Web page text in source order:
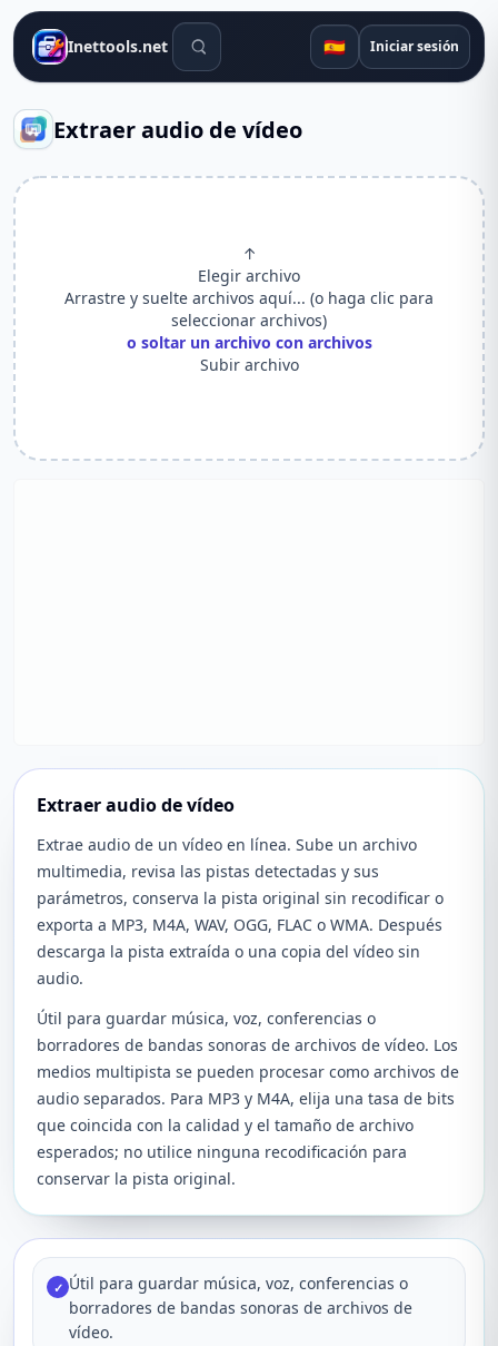
Inettools.net Herramientas de búsqueda
🇪🇸 Iniciar sesión
Extraer audio de vídeo
↑
Elegir archivo
Arrastre y suelte archivos aquí... (o haga clic para
seleccionar archivos)
o soltar un archivo con archivos
Subir archivo
Extraer audio de vídeo
Extrae audio de un vídeo en línea. Sube un archivo
multimedia, revisa las pistas detectadas y sus
parámetros, conserva la pista original sin recodificar o
exporta a MP3, M4A, WAV, OGG, FLAC o WMA. Después
descarga la pista extraída o una copia del vídeo sin
audio.
Útil para guardar música, voz, conferencias o
borradores de bandas sonoras de archivos de vídeo. Los
medios multipista se pueden procesar como archivos de
audio separados. Para MP3 y M4A, elija una tasa de bits
que coincida con la calidad y el tamaño de archivo
esperados; no utilice ninguna recodificación para
conservar la pista original.
✓ Útil para guardar música, voz, conferencias o
borradores de bandas sonoras de archivos de
vídeo.